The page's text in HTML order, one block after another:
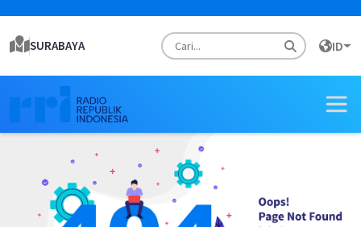
SURABAYA ID